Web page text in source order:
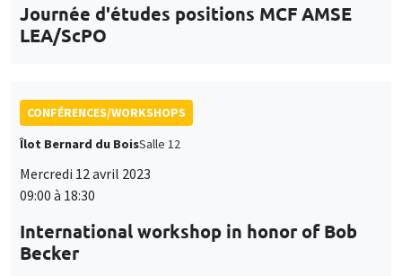
Journée d'études positions MCF AMSE
LEA/ScPO
CONFÉRENCES/WORKSHOPS
Îlot Bernard du BoisSalle 12
Mercredi 12 avril 2023
09:00 à 18:30
International workshop in honor of Bob
Becker